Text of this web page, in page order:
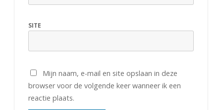
SITE
Mijn naam, e-mail en site opslaan in deze
browser voor de volgende keer wanneer ik een
reactie plaats.